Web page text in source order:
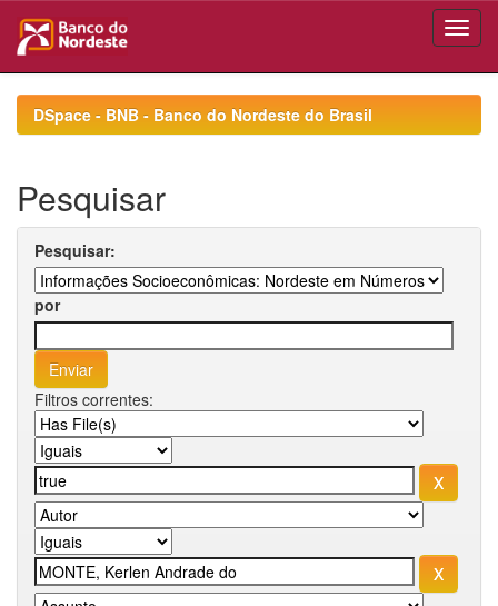
navigationDSpace - BNB - Banco do Nordeste do Brasil
Pesquisar
Pesquisar:
por
Filtros correntes: